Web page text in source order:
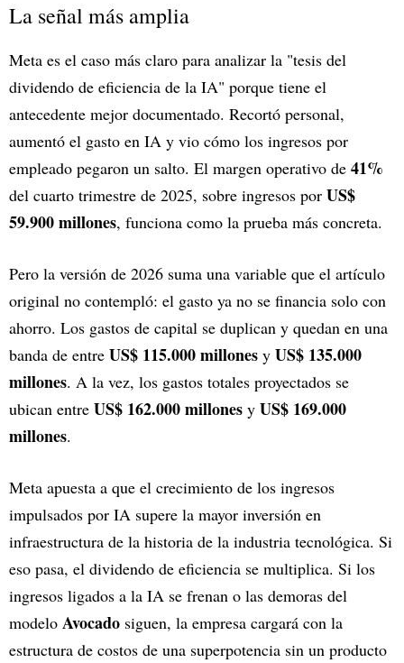
La señal más amplia
Meta es el caso más claro para analizar la "tesis del
dividendo de eficiencia de la IA" porque tiene el
antecedente mejor documentado. Recortó personal,
aumentó el gasto en IA y vio cómo los ingresos por
empleado pegaron un salto. El margen operativo de 41%
del cuarto trimestre de 2025, sobre ingresos por US$
59.900 millones, funciona como la prueba más concreta.
Pero la versión de 2026 suma una variable que el artículo
original no contempló: el gasto ya no se financia solo con
ahorro. Los gastos de capital se duplican y quedan en una
banda de entre US$ 115.000 millones y US$ 135.000
millones. A la vez, los gastos totales proyectados se
ubican entre US$ 162.000 millones y US$ 169.000
millones.
Meta apuesta a que el crecimiento de los ingresos
impulsados por IA supere la mayor inversión en
infraestructura de la historia de la industria tecnológica. Si
eso pasa, el dividendo de eficiencia se multiplica. Si los
ingresos ligados a la IA se frenan o las demoras del
modelo Avocado siguen, la empresa cargará con la
estructura de costos de una superpotencia sin un producto